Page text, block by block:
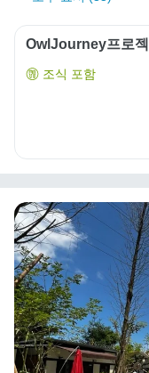
OwlJourney프로
조식 포함